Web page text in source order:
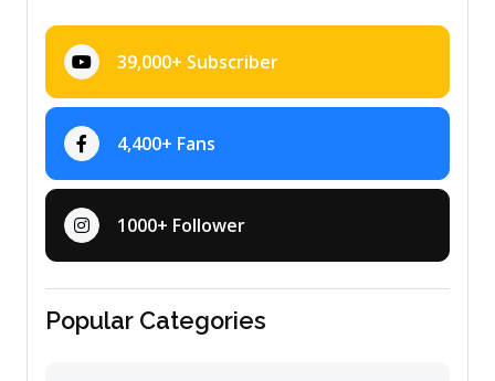
39,000+ Subscriber
4,400+ Fans
1000+ Follower
Popular Categories